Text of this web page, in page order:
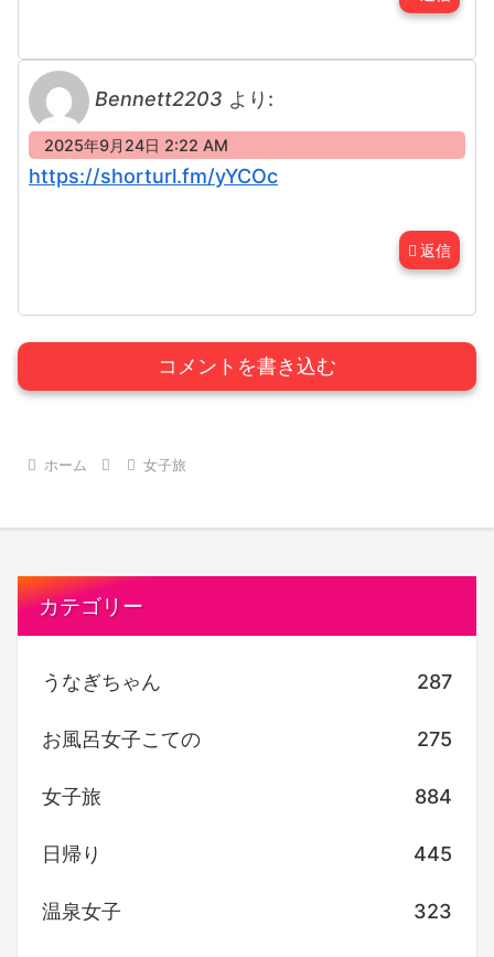
Bennett2203 より:
2025年9月24日 2:22 AM
https://shorturl.fm/yYCOc
返信
コメントを書き込む
ホーム 女子旅
カテゴリー
うなぎちゃん 287
お風呂女子こての 275
女子旅 884
日帰り 445
温泉女子 323